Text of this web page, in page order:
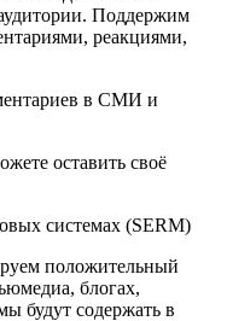
Поддержим
реакциями,
в СМИ и
оставить своё
системах (SERM)
положительный
блогах,
будут содержать в